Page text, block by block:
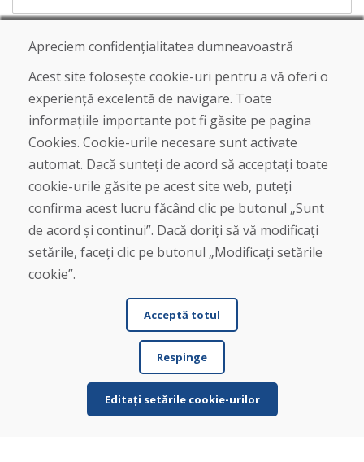
Trimite
Linia de asistență
+421 919 282 306
info@domivosport.ro
Despre noi
Blog
Despre noi
Magazin
Cumpărare
Magazin online
Termeni și condiții de afaceri
Livrare și plată
Plângere
Apreciem confidențialitatea dumneavoastră
Acest site folosește cookie-uri pentru a vă oferi o
experiență excelentă de navigare. Toate
informațiile importante pot fi găsite pe pagina
Cookies. Cookie-urile necesare sunt activate
automat. Dacă sunteți de acord să acceptați toate
cookie-urile găsite pe acest site web, puteți
confirma acest lucru făcând clic pe butonul „Sunt
de acord și continui”. Dacă doriți să vă modificați
setările, faceți clic pe butonul „Modificați setările
cookie”.
Acceptă totul
Respinge
Editați setările cookie-urilor